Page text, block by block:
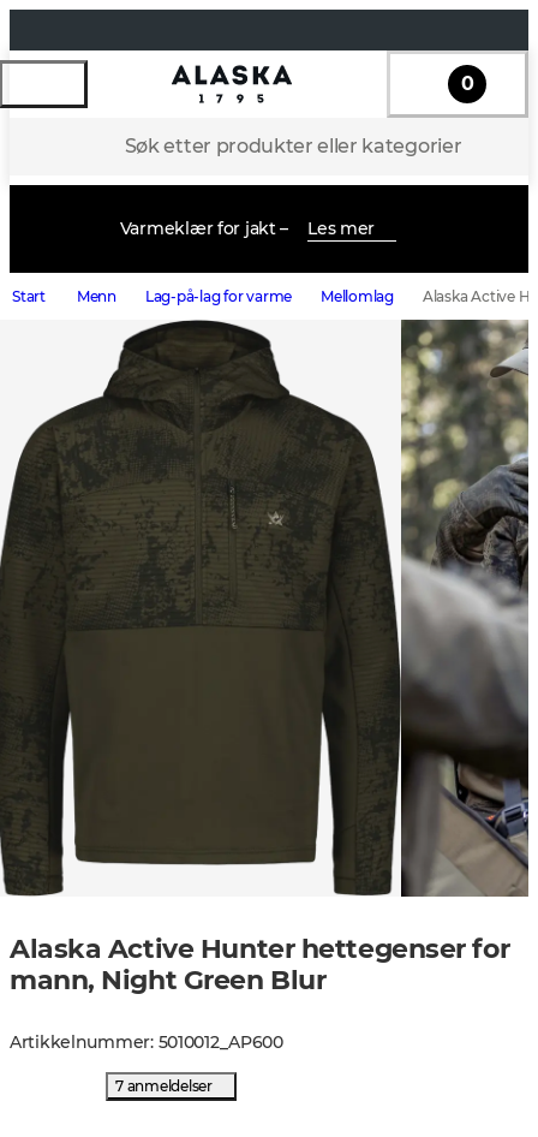
Søk etter produkter eller kategorier
0
Varmeklær for jakt – Les mer
Start Menn Lag-på-lag for varme Mellomlag Alaska Active
Alaska Active Hunter hettegenser for
mann, Night Green Blur
Artikkelnummer: 5010012_AP600
7 anmeldelser